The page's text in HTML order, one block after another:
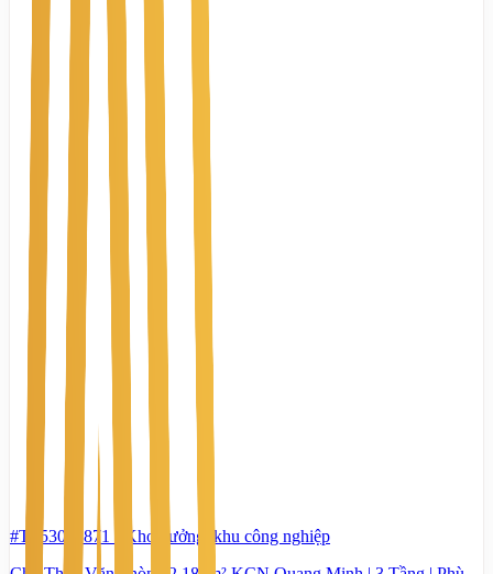
#TS53052871 -
Kho xưởng, khu công nghiệp